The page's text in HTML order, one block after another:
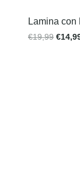
Lamina
€19,99 €